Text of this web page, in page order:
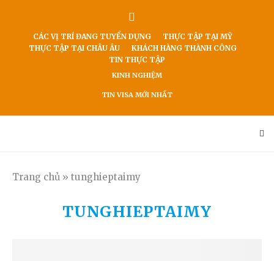
CÁC VỊ TRÍ ĐANG TUYỂN DỤNG
THỰC TẬP TẠI MỸ
THỰC TẬP TẠI CHÂU ÂU
KHÁCH HÀNG THÀNH CÔNG
TIN THỰC TẬP
KINH NGHIỆM
TIN VISA MỚI NHẤT
Trang chủ » tunghieptaimy
TUNGHIEPTAIMY